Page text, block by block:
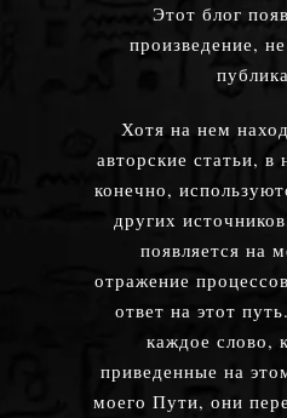
Этот блог
произведение,
Хотя на нем
авторские статьи, в
конечно,
других
появляется на
отражение
ответ на этот
каждое слово,
приведенные на
моего Пути, они